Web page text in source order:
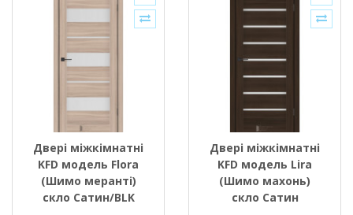
Двері міжкімнатні
KFD модель Flora
(Шимо меранті)
скло Сатин/BLK
Двері міжкімнатні
KFD модель Lira
(Шимо махонь)
скло Сатин